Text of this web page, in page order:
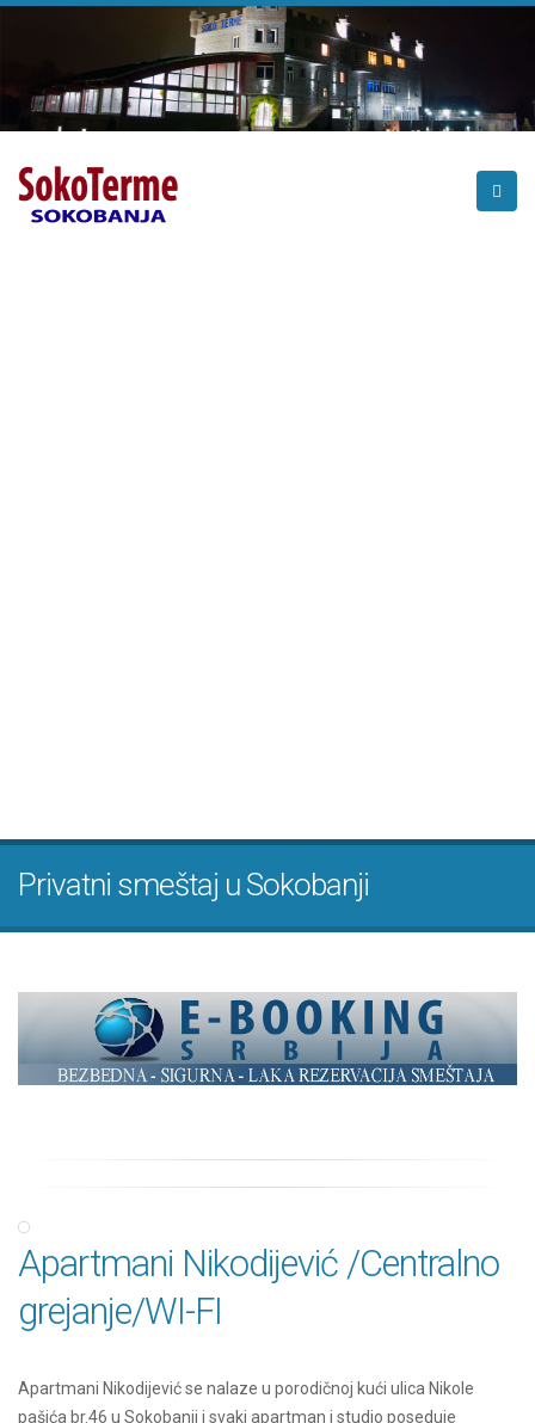
Privatni smeštaj u Sokobanji
Apartmani Nikodijević /Centralno
grejanje/WI-FI
Apartmani Nikodijević se nalaze u porodičnoj kući ulica Nikole
pašića br.46 u Sokobanji i svaki apartman i studio poseduje